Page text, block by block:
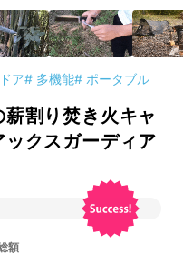
ア# 多機能# ポータブル
割り焚き火キャ
クスガーディア
額